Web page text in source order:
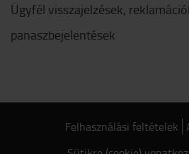
Ügyfél visszajelzések,
panaszbejelentések
Felhasználási feltételek